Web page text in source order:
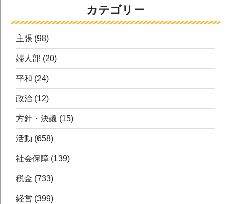
カテゴリー
主張 (98)
婦人部 (20)
平和 (24)
政治 (12)
方針・決議 (15)
活動 (658)
社会保障 (139)
税金 (733)
経営 (399)